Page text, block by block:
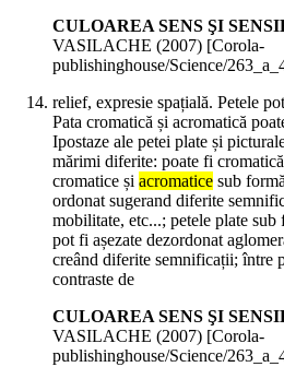
CULOAREA SENS ŞI
VASILACHE (2007) [Corola-
publishinghouse/Science/
relief, expresie spațială. Petele
Pata cromatică și acromatică
Ipostaze ale petei plate și
mărimi diferite: poate fi
cromatice și acromatice sub
ordonat sugerand diferite
mobilitate, etc...; petele plate sub
pot fi așezate dezordonat
creând diferite semnificații; între
contraste de
CULOAREA SENS ŞI
VASILACHE (2007) [Corola-
publishinghouse/Science/